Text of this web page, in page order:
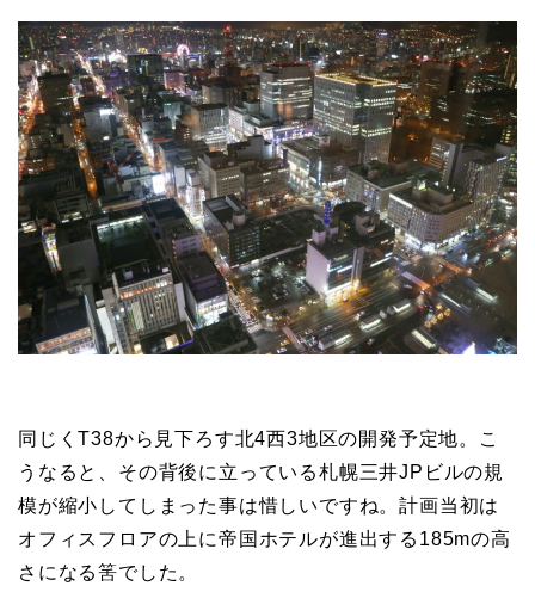
同じくT38から見下ろす北4西3地区の開発予定地。こ
うなると、その背後に立っている札幌三井JPビルの規
模が縮小してしまった事は惜しいですね。計画当初は
オフィスフロアの上に帝国ホテルが進出する185mの高
さになる筈でした。